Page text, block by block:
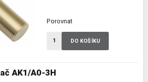
AK1/A0-3H
Porovnat
DO KOŠÍKU